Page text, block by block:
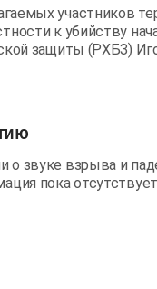
участников
к убийству
защиты (РХБЗ)
звуке взрыва и
пока